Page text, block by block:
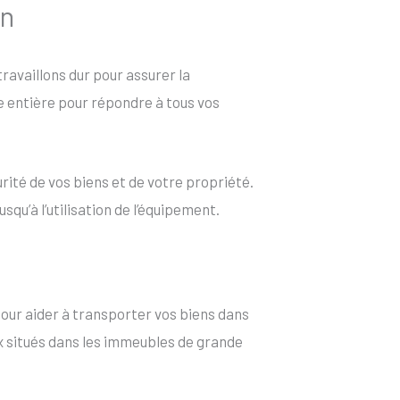
dur pour assurer la
pour répondre à tous vos
de vos biens et de votre propriété.
l’utilisation de l’équipement.
aider à transporter vos biens dans
dans les immeubles de grande